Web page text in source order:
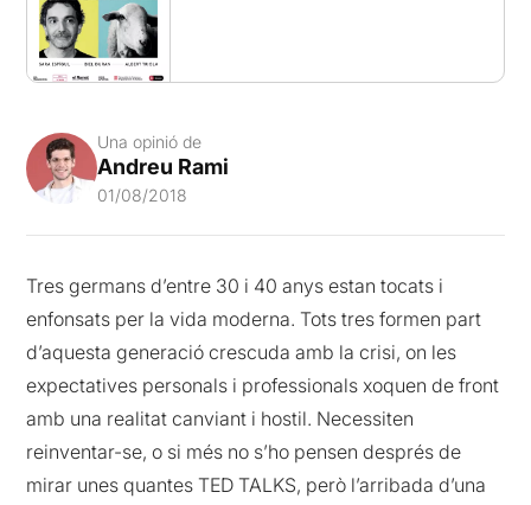
Una opinió de
Andreu Rami
01/08/2018
Tres germans d’entre 30 i 40 anys estan tocats i
enfonsats per la vida moderna. Tots tres formen part
d’aquesta generació crescuda amb la crisi, on les
expectatives personals i professionals xoquen de front
amb una realitat canviant i hostil. Necessiten
reinventar-se, o si més no s’ho pensen després de
mirar unes quantes TED TALKS, però l’arribada d’una